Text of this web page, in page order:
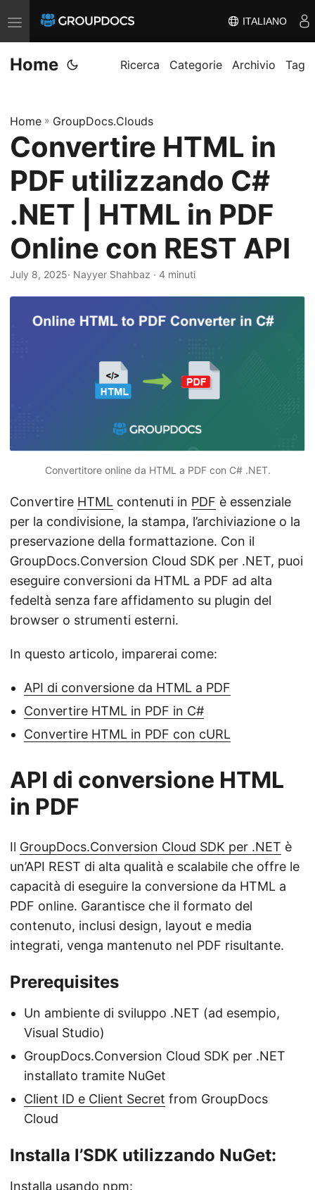
A
t
t
a
/
d
i
s
a
t
t
i
v
z
i
o
n
e
ITALIANO
Home Ricerca Categorie Archivio Tag
Home » GroupDocs.Clouds
Convertire HTML in
PDF utilizzando C#
.NET | HTML in PDF
Online con REST API
July 8, 2025· Nayyer Shahbaz · 4 minuti
Convertitore online da HTML a PDF con C# .NET.
Convertire HTML contenuti in PDF è essenziale
per la condivisione, la stampa, l’archiviazione o la
preservazione della formattazione. Con il
GroupDocs.Conversion Cloud SDK per .NET, puoi
eseguire conversioni da HTML a PDF ad alta
fedeltà senza fare affidamento su plugin del
browser o strumenti esterni.
In questo articolo, imparerai come:
API di conversione da HTML a PDF
Convertire HTML in PDF in C#
Convertire HTML in PDF con cURL
API di conversione HTML
in PDF
Il GroupDocs.Conversion Cloud SDK per .NET è
un’API REST di alta qualità e scalabile che offre le
capacità di eseguire la conversione da HTML a
PDF online. Garantisce che il formato del
contenuto, inclusi design, layout e media
integrati, venga mantenuto nel PDF risultante.
Prerequisites
Un ambiente di sviluppo .NET (ad esempio,
Visual Studio)
GroupDocs.Conversion Cloud SDK per .NET
installato tramite NuGet
Client ID e Client Secret from GroupDocs
Cloud
Installa l’SDK utilizzando NuGet:
Installa usando npm: